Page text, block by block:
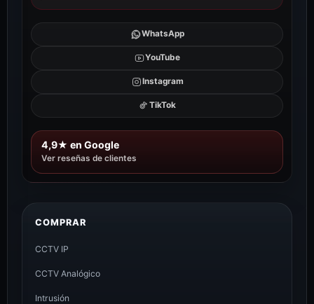
WhatsApp
YouTube
Instagram
TikTok
4,9★ en Google
Ver reseñas de clientes
COMPRAR
CCTV IP
CCTV Analógico
Intrusión